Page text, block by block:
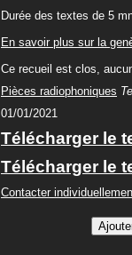
Durée des textes de 5
En savoir plus sur la
Ce recueil est clos,
Pièces radiophoniques
01/01/2021
Télécharger le
Télécharger le
Contacter